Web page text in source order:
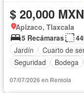
$ 20,000
Apizaco, Tlaxcala
5 Recámaras
Jardín
Cuarto de
Seguridad
Bodega
07/07/2026 en Rentola